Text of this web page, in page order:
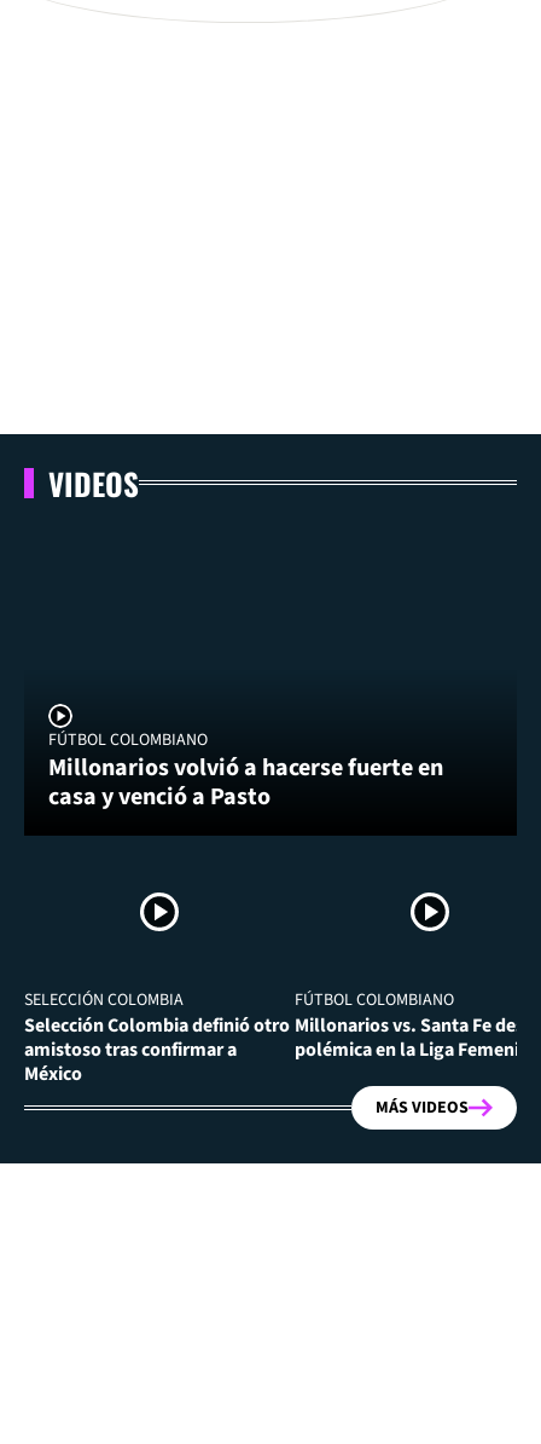
VIDEOS
FÚTBOL COLOMBIANO
Millonarios volvió a hacerse fuerte en
casa y venció a Pasto
SELECCIÓN COLOMBIA
Selección Colombia definió otro
amistoso tras confirmar a
México
FÚTBOL COLOMBIANO
Millonarios vs. Santa Fe
polémica en la Liga Femenina
MÁS VIDEOS